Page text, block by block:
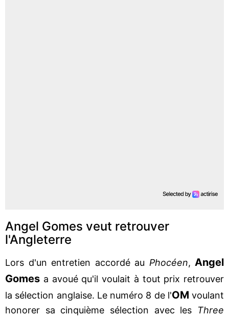
Angel Gomes veut retrouver
l'Angleterre
Lors d'un entretien accordé au Phocéen, Angel
Gomes a avoué qu'il voulait à tout prix retrouver
la sélection anglaise. Le numéro 8 de l'OM voulant
honorer sa cinquième sélection avec les Three